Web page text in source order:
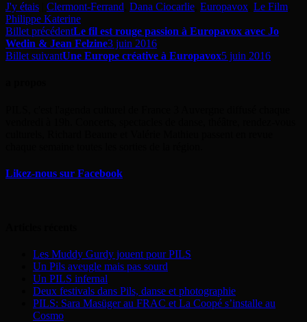
J'y étais
Clermont-Ferrand Dana Ciocarlie Europavox Le Film
Philippe Katerine
Billet précédentLe fil est rouge passion à Europavox avec Jo
Wedin & Jean Felzine3 juin 2016
Billet suivantUne Europe créative à Europavox5 juin 2016
Likez-nous sur Facebook
Les Muddy Gurdy jouent pour PILS
Un Pils aveugle mais pas sourd
Un PILS infernal
Deux festivals dans Pils, danse et photographie
PILS: Sara Masüger au FRAC et La Coopé s’installe au
Cosmo